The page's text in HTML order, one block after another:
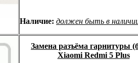
Наличие: должен быть в
Замена разъёма гарнитуры
Xiaomi Redmi 5 Plus